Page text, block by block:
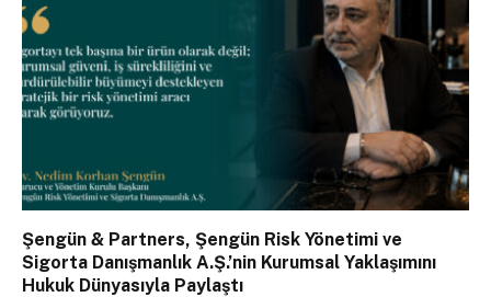
Şengün & Partners, Şengün Risk Yönetimi ve
Sigorta Danışmanlık A.Ş.’nin Kurumsal Yaklaşımını
Hukuk Dünyasıyla Paylaştı